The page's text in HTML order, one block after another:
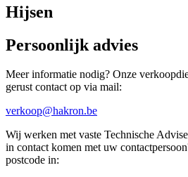
Hijsen
Persoonlijk advies
Meer informatie nodig? Onze
gerust contact op via mail:
verkoop@hakron.be
Wij werken met vaste Technische
in contact komen met uw
postcode in: